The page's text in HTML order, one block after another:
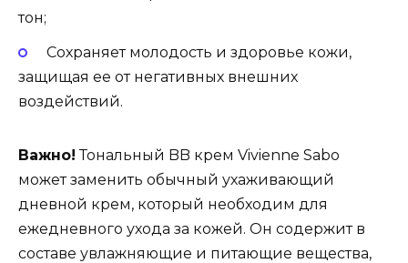
тон;
Сохраняет молодость и здоровье кожи,
защищая ее от негативных внешних
воздействий.
Важно! Тональный BB крем Vivienne Sabo
может заменить обычный ухаживающий
дневной крем, который необходим для
ежедневного ухода за кожей. Он содержит в
составе увлажняющие и питающие вещества,